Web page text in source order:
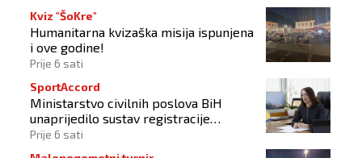
Kviz "ŠoKre"
Humanitarna kvizaška misija ispunjena
i ove godine!
Prije 6 sati
SportAccord
Ministarstvo civilnih poslova BiH
unaprijedilo sustav registracije
sportskih organizacija
Prije 6 sati